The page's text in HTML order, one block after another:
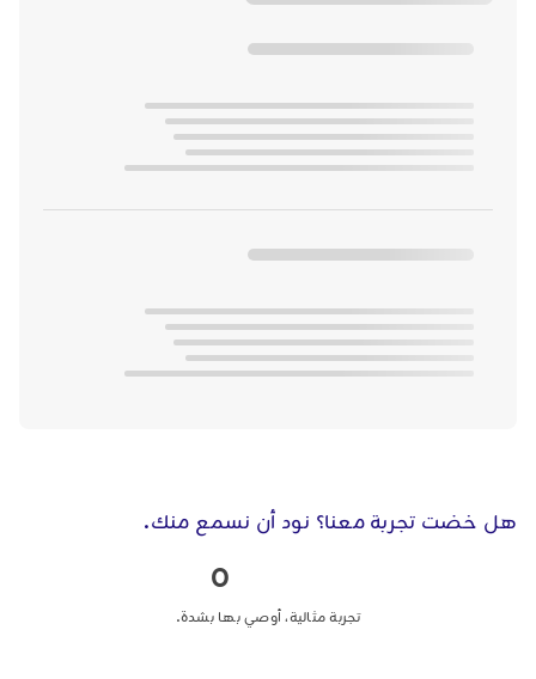
هل خضت تجربة معنا؟ نود أن نسمع منك.
0
تجربة مثالية، أوصي بها بشدة.